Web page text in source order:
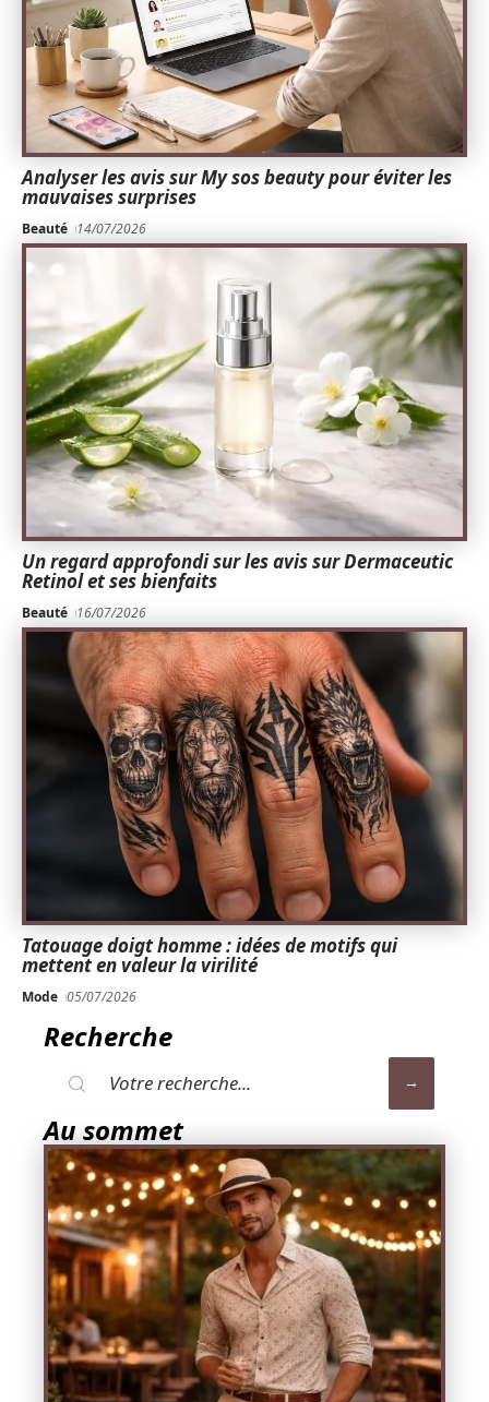
Analyser les avis sur My sos beauty pour éviter les
mauvaises surprises
Beauté 14/07/2026
Un regard approfondi sur les avis sur Dermaceutic
Retinol et ses bienfaits
Beauté 16/07/2026
Tatouage doigt homme : idées de motifs qui
mettent en valeur la virilité
Mode 05/07/2026
Recherche
Au sommet